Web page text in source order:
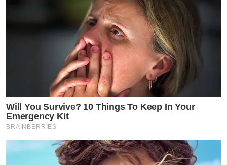
Will You Survive? 10 Things To Keep In Your
Emergency Kit
BRAINBERRIES